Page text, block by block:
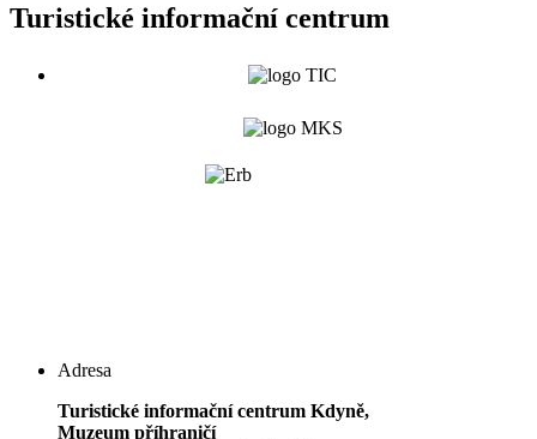
Turistické informační centrum
Adresa
Turistické informační centrum Kdyně,
Muzeum příhraničí